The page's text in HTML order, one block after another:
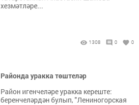
хезмәтләре...
1308 0 0
Районда уракка төштеләр
Район игенчеләре уракка кереште:
беренчеләрдән булып, "Лениногорская